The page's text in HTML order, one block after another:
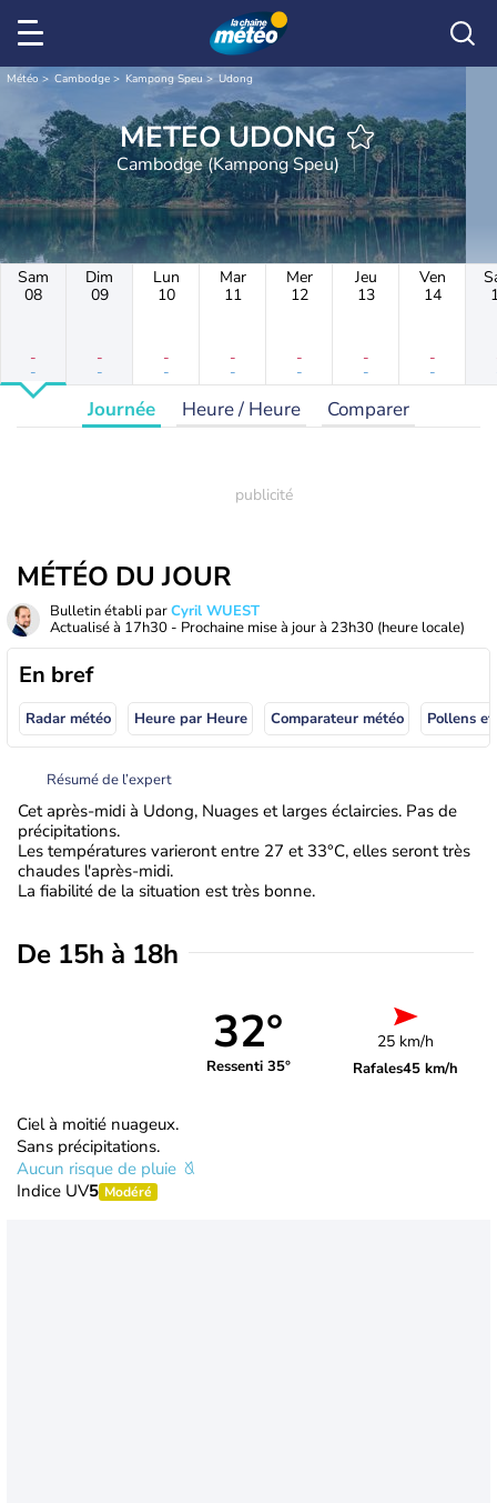
Météo Cambodge Kampong Speu Udong
METEO UDONG
Cambodge (Kampong Speu)
Sam
08
-
-
Dim
09
-
-
Lun
10
-
-
Mar
11
-
-
Mer
12
-
-
Jeu
13
-
-
Ven
14
-
-
Journée Heure / Heure Comparer
MÉTÉO DU JOUR
Bulletin établi parCyril WUEST
Actualisé à 17h30 - Prochaine mise à jour à 23h30 (heure locale)
En bref
Radar météo Heure par Heure Comparateur météo Pollens
Résumé de l’expert
Cet après-midi à Udong, Nuages et larges éclaircies. Pas de
précipitations.
Les températures varieront entre 27 et 33°C, elles seront très
chaudes l'après-midi.
La fiabilité de la situation est très bonne.
De 15h à 18h
32°
Ressenti 35°
25 km/h
Rafales45 km/h
Ciel à moitié nuageux.
Sans précipitations.
Aucun risque de pluie
Indice UV5 Modéré